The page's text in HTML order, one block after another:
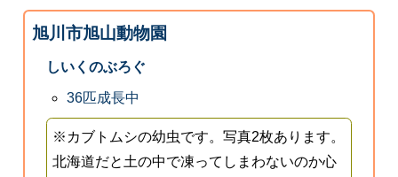
旭川市旭山動物園
しいくのぶろぐ
36匹成長中
※カブトムシの幼虫です。写真2枚あります。
北海道だと土の中で凍ってしまわないのか心